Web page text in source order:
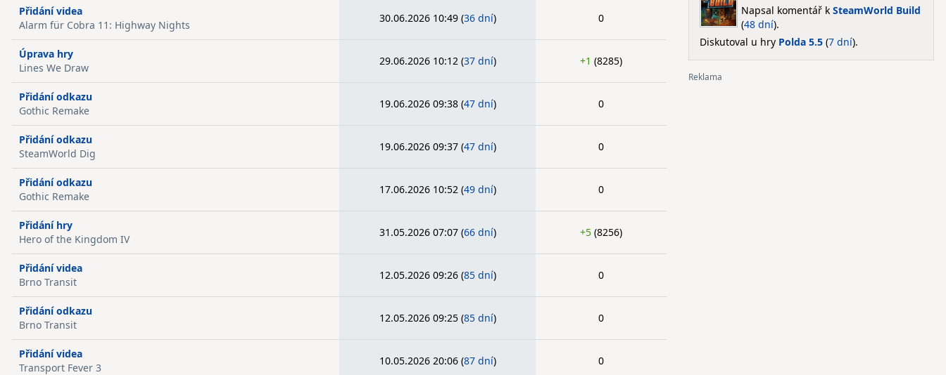
Přidání videa
Alarm für Cobra 11: Highway Nights
30.06.2026 10:49 (36 dní) 0
Úprava hry
Lines We Draw
29.06.2026 10:12 (37 dní) +1 (8285)
Přidání odkazu
Gothic Remake
19.06.2026 09:38 (47 dní) 0
Přidání odkazu
SteamWorld Dig
19.06.2026 09:37 (47 dní) 0
Přidání odkazu
Gothic Remake
17.06.2026 10:52 (49 dní) 0
Přidání hry
Hero of the Kingdom IV
31.05.2026 07:07 (66 dní) +5 (8256)
Přidání videa
Brno Transit
12.05.2026 09:26 (85 dní) 0
Přidání odkazu
Brno Transit
12.05.2026 09:25 (85 dní) 0
Přidání videa
Transport Fever 3
10.05.2026 20:06 (87 dní) 0
Napsal komentář k SteamWorld Build
(48 dní).
Diskutoval u hry Polda 5.5(7 dní).